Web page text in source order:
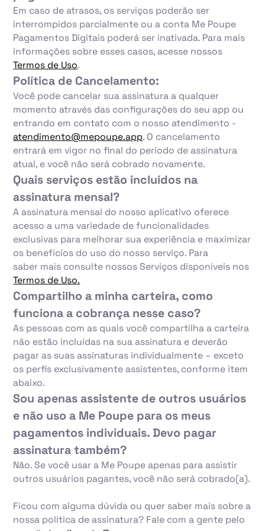
Em caso de atrasos, os serviços poderão ser
interrompidos parcialmente ou a conta Me Poupe
Pagamentos Digitais poderá ser inativada. Para mais
informações sobre esses casos, acesse nossos
Termos de Uso.
Política de Cancelamento:
Você pode cancelar sua assinatura a qualquer
momento através das configurações do seu app ou
entrando em contato com o nosso atendimento -
atendimento@mepoupe.app. O cancelamento
entrará em vigor no final do período de assinatura
atual, e você não será cobrado novamente.
Quais serviços estão incluídos na
assinatura mensal?
A assinatura mensal do nosso aplicativo oferece
acesso a uma variedade de funcionalidades
exclusivas para melhorar sua experiência e maximizar
os benefícios do uso do nosso serviço. Para
saber mais consulte nossos Serviços disponíveis nos
Termos de Uso.
Compartilho a minha carteira, como
funciona a cobrança nesse caso?
As pessoas com as quais você compartilha a carteira
não estão incluídas na sua assinatura e deverão
pagar as suas assinaturas individualmente – exceto
os perfis exclusivamente assistentes, conforme item
abaixo.
Sou apenas assistente de outros usuários
e não uso a Me Poupe para os meus
pagamentos individuais. Devo pagar
assinatura também?
Não. Se você usar a Me Poupe apenas para assistir
outros usuários pagantes, você não será cobrado(a).
Ficou com alguma dúvida ou quer saber mais sobre a
nossa política de assinatura? Fale com a gente pelo